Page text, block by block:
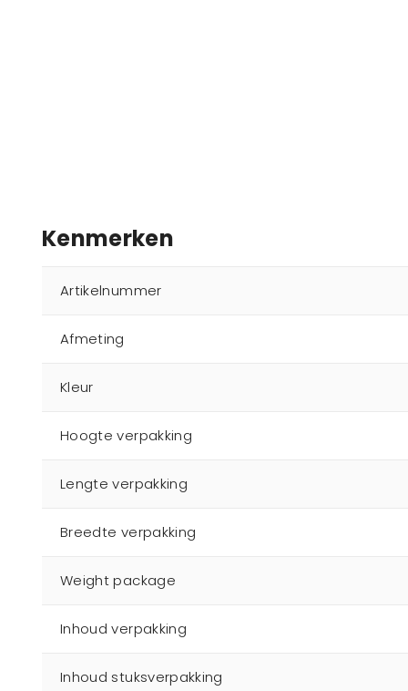
Kenmerken
Artikelnummer
Afmeting
Kleur
Hoogte verpakking
Lengte verpakking
Breedte verpakking
Weight package
Inhoud verpakking
Inhoud stuksverpakking